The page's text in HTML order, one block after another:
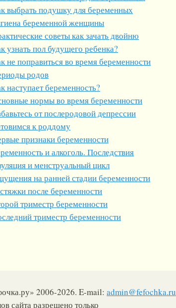
выбрать подушку для беременных
беременной женщины
советы как зачать двойню
узнать пол будущего ребенка?
не поправиться во время беременности
родов
наступает беременность?
нормы во время беременности
от послеродовой депрессии
к роддому
признаки беременности
и алкоголь. Последствия
и менструальный цикл
на ранней стадии беременности
после беременности
триместр беременности
триместр беременности
2006-2026. E-mail: admin@fefochka.ru
сайта разрешено только